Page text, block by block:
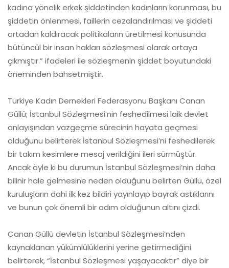
kadına yönelik erkek şiddetinden kadınların korunması, bu
şiddetin önlenmesi, faillerin cezalandırılması ve şiddeti
ortadan kaldıracak politikaların üretilmesi konusunda
bütüncül bir insan hakları sözleşmesi olarak ortaya
çıkmıştır.” ifadeleri ile sözleşmenin şiddet boyutundaki
öneminden bahsetmiştir.
Türkiye Kadın Dernekleri Federasyonu Başkanı Canan
Güllü; İstanbul Sözleşmesi’nin feshedilmesi laik devlet
anlayışından vazgeçme sürecinin hayata geçmesi
olduğunu belirterek İstanbul Sözleşmesi’ni feshedilerek
bir takım kesimlere mesaj verildiğini ileri sürmüştür.
Ancak öyle ki bu durumun İstanbul Sözleşmesi’nin daha
bilinir hale gelmesine neden olduğunu belirten Güllü, özel
kuruluşların dahi ilk kez bildiri yayınlayıp bayrak astıklarını
ve bunun çok önemli bir adım olduğunun altını çizdi.
Canan Güllü devletin İstanbul Sözleşmesi’nden
kaynaklanan yükümlülüklerini yerine getirmediğini
belirterek, “İstanbul Sözleşmesi yaşayacaktır” diye bir